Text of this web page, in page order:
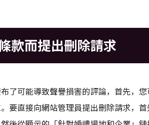
款而提出刪除請求
了可能導致聲譽損害的評論，首先，
要直接向網站管理員提出刪除請求，